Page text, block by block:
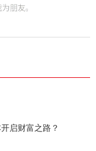
启财富之路？